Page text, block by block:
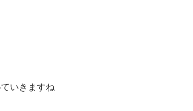
いきますね